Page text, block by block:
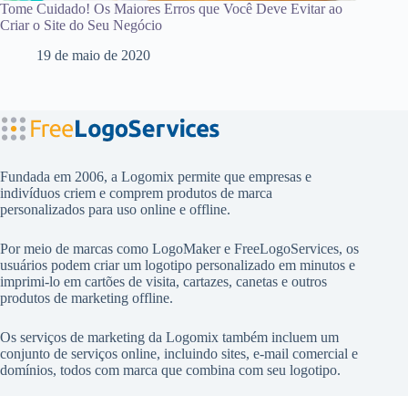
Tome Cuidado! Os Maiores Erros que Você Deve Evitar ao
Criar o Site do Seu Negócio
19 de maio de 2020
Fundada em 2006, a Logomix permite que empresas e
indivíduos criem e comprem produtos de marca
personalizados para uso online e offline.
Por meio de marcas como LogoMakere FreeLogoServices, os
usuários podem criar um logotipo personalizado em minutos e
imprimi-lo em cartões de visita, cartazes, canetas e outros
produtos de marketing offline.
Os serviços de marketing da Logomix também incluem um
conjunto de serviços online, incluindo sites, e-mail comercial e
domínios, todos com marca que combina com seu logotipo.